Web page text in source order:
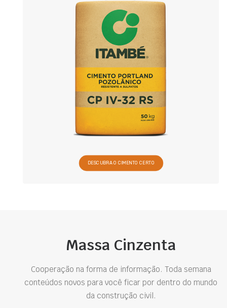
DESCUBRA O CIMENTO CERTO
Massa Cinzenta
Cooperação na forma de informação. Toda semana
conteúdos novos para você ficar por dentro do mundo
da construção civil.